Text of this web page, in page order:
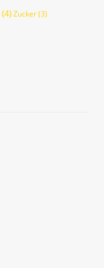
(4)Zucker(3)